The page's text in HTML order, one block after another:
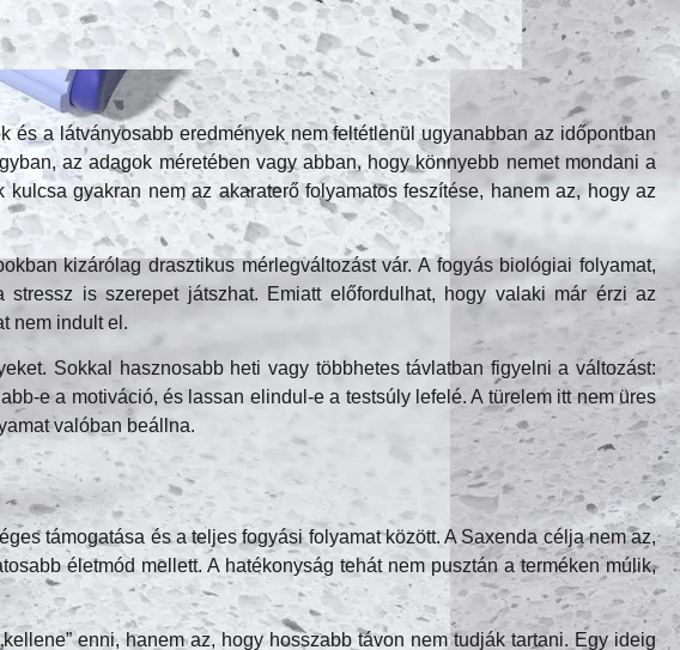
a látványosabb eredmények nem feltétlenül ugyanabban az időpontban
az adagok méretében vagy abban, hogy könnyebb nemet mondani a
gyakran nem az akaraterő folyamatos feszítése, hanem az, hogy az
kizárólag drasztikus mérlegváltozást vár. A fogyás biológiai folyamat,
is szerepet játszhat. Emiatt előfordulhat, hogy valaki már érzi az
nem indult el.
Sokkal hasznosabb heti vagy többhetes távlatban figyelni a változást:
e a motiváció, és lassan elindul-e a testsúly lefelé. A türelem itt nem üres
valóban beállna.
támogatása és a teljes fogyási folyamat között. A Saxenda célja nem az,
életmód mellett. A hatékonyság tehát nem pusztán a terméken múlik,
enni, hanem az, hogy hosszabb távon nem tudják tartani. Egy ideig